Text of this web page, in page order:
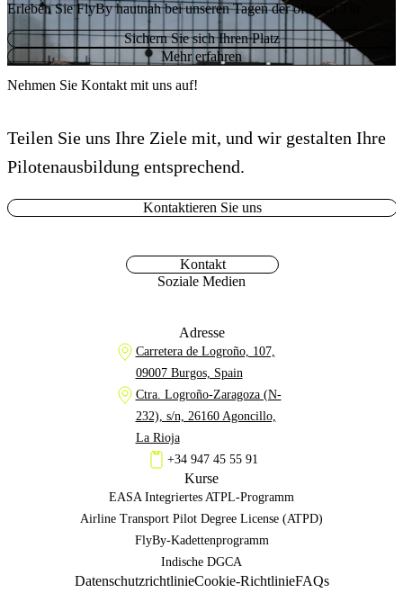
Erleben Sie FlyBy hautnah bei unseren Tagen der offenen Tür
Sichern Sie sich Ihren Platz
Mehr erfahren
Nehmen Sie Kontakt mit uns auf!
Teilen Sie uns Ihre Ziele mit, und wir gestalten Ihre
Pilotenausbildung entsprechend.
Kontaktieren Sie uns
Kontakt
Soziale Medien
Adresse
Carretera de Logroño, 107,
09007 Burgos, Spain
Ctra. Logroño-Zaragoza (N-
232), s/n, 26160 Agoncillo,
La Rioja
+34 947 45 55 91
Kurse
EASA Integriertes ATPL-Programm
Airline Transport Pilot Degree License (ATPD)
FlyBy-Kadettenprogramm
Indische DGCA
DatenschutzrichtlinieCookie-RichtlinieFAQs